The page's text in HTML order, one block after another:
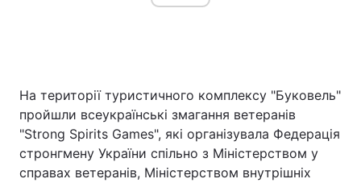
На території туристичного комплексу "Буковель"
пройшли всеукраїнські змагання ветеранів
"Strong Spirits Games", які організувала Федерація
стронгмену України спільно з Міністерством у
справах ветеранів, Міністерством внутрішніх